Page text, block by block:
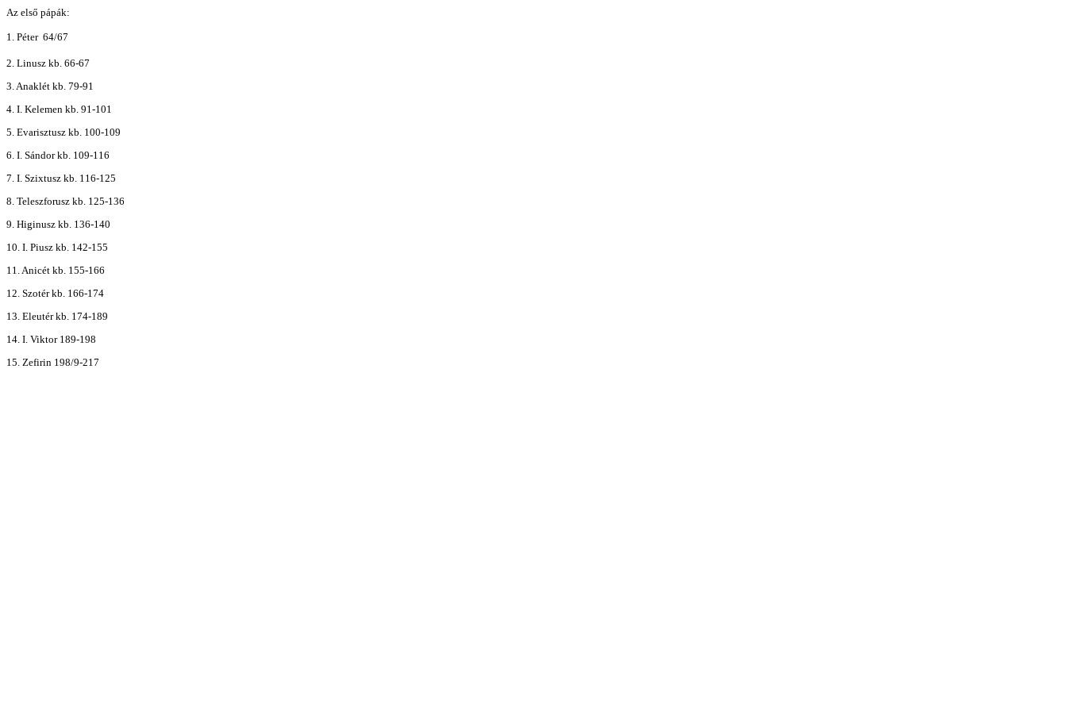
Az első pápák:
1. Péter  64/67
2. Linusz kb. 66-67
3. Anaklét kb. 79-91
4. I. Kelemen kb. 91-101
5. Evarisztusz kb. 100-109
6. I. Sándor kb. 109-116
7. I. Szixtusz kb. 116-125
8. Teleszforusz kb. 125-136
9. Higinusz kb. 136-140
10. I. Piusz kb. 142-155
11. Anicét kb. 155-166
12. Szotér kb. 166-174
13. Eleutér kb. 174-189
14. I. Viktor 189-198
15. Zefirin 198/9-217